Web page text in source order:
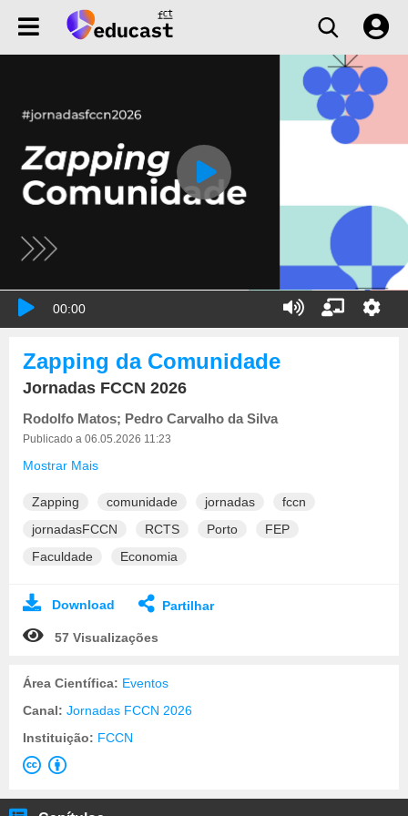
00:00
Zapping da Comunidade
Jornadas FCCN 2026
Rodolfo Matos; Pedro Carvalho da Silva
Publicado a 06.05.2026 11:23
Mostrar Mais
Zapping comunidade jornadas
fccn
jornadasFCCN
RCTS Porto
FEP
Faculdade
Economia
Download Partilhar
57 Visualizações
Área Científica: Eventos
Canal: Jornadas FCCN 2026
Instituição: FCCN